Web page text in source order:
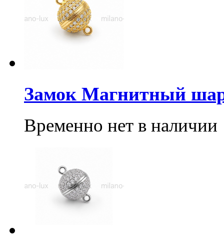
Замок Магнитный
Временно нет в наличии